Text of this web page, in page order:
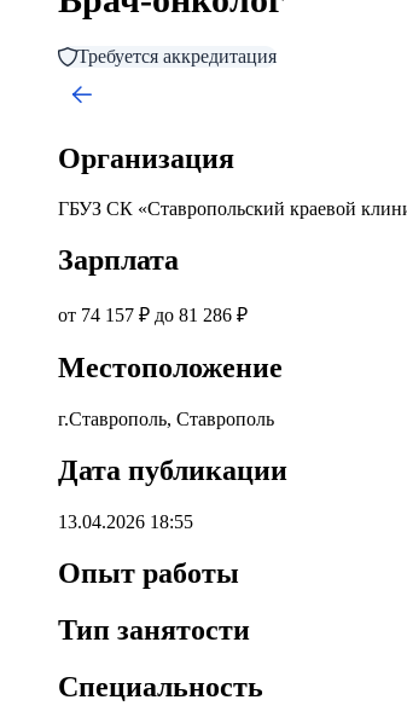
Требуется аккредитация
Организация
ГБУЗ СК «Ставропольский краевой
Зарплата
от 74 157 ₽ до 81 286 ₽
Местоположение
г.Ставрополь, Ставрополь
Дата публикации
13.04.2026 18:55
Опыт работы
Тип занятости
Специальность